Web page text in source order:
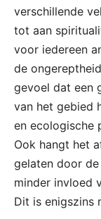
verschillende
tot aan
voor iedereen
de
gevoel dat een
van het gebied
en ecologische
Ook hangt het
gelaten door
minder invloed
Dit is enigszins